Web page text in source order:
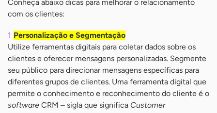
Conheça abaixo dicas para melhorar o relacionamento
com os clientes:
Personalização e Segmentação
Utilize ferramentas digitais para coletar dados sobre os
clientes e oferecer mensagens personalizadas. Segmente
seu público para direcionar mensagens específicas para
diferentes grupos de clientes. Uma ferramenta digital que
permite o conhecimento e reconhecimento do cliente é o
software CRM – sigla que significa Customer